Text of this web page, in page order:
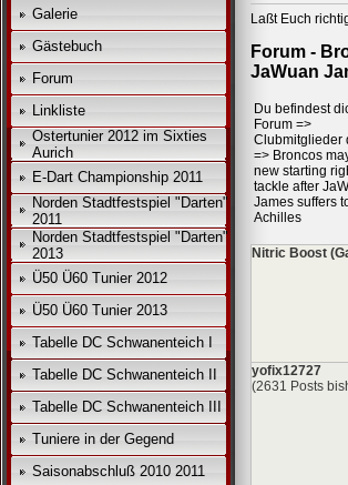
Galerie
Gästebuch
Forum
Linkliste
Ostertunier 2012 im Sixties
Aurich
E-Dart Championship 2011
Norden Stadtfestspiel "Darten"
2011
Norden Stadtfestspiel "Darten"
2013
Ü50 Ü60 Tunier 2012
Ü50 Ü60 Tunier 2013
Tabelle DC Schwanenteich I
Tabelle DC Schwanenteich II
Tabelle DC Schwanenteich III
Tuniere in der Gegend
Saisonabschluß 2010 2011
Laßt Euch
Forum -
JaWuan
Du befindest
Forum =>
Clubmitglieder
=> Broncos
new starting
tackle after
James suffers
Achilles
Nitric Boost
yofix12727
(2631 Posts